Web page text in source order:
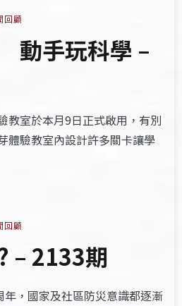
回顧
動手玩科學 –
教室於本月9日正式啟用，有別
體驗教室內設計許多關卡讓學
回顧
– 2133期
，國家及社區防災意識都逐漸